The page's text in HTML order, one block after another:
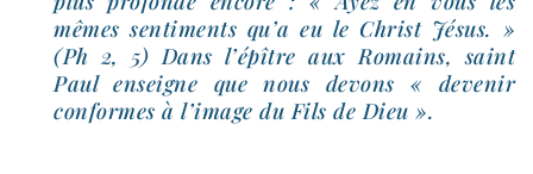
mêmes sen­ti­ments qu’a eu le Christ Jésus. »
(Ph 2, 5) Dans l’épître aux Romains, saint
Paul enseigne que nous devons « deve­nir
conformes à l’image du Fils de Dieu ».